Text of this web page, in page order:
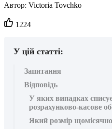
Автор: Victoria Tovchko
Кількість
вподобайок:
1224
У цій статті:
Запитання
Відповідь
У яких випадках
розрахунково-касове
Який розмір щомісячної